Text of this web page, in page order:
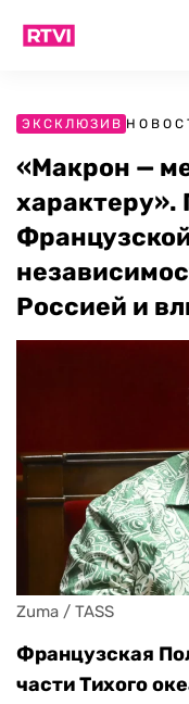
ЭКСКЛЮЗИВ
«Макрон —
характеру».
Россией и
Zuma / TASS
Французская
части Тихого